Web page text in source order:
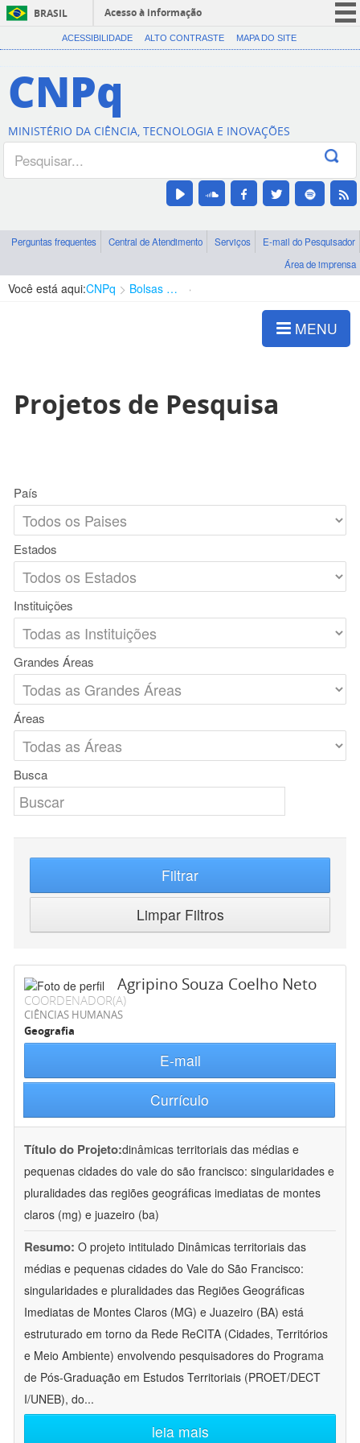
BRASIL
Acesso à informação
CORONAVÍRUS (COVID-19)
Canais
ACESSIBILIDADE ALTO CONTRASTE MAPA DO SITE
CNPq
MINISTÉRIO DA CIÊNCIA, TECNOLOGIA E INOVAÇÕES
Perguntas frequentes Central de Atendimento Serviços
E-mail do Pesquisador
Área de imprensa
Você está aqui:CNPq Bolsas e Auxílios Vigentes
MENU
Projetos de Pesquisa
País
Estados
Instituições
Grandes Áreas
Áreas
Busca
Filtrar
Limpar Filtros
Agripino Souza Coelho Neto
COORDENADOR(A)
CIÊNCIAS HUMANAS
Geografia
E-mail
Currículo
Título do Projeto:dinâmicas territoriais das médias e
pequenas cidades do vale do são francisco: singularidades e
pluralidades das regiões geográficas imediatas de montes
claros (mg) e juazeiro (ba)
Resumo: O projeto intitulado Dinâmicas territoriais das
médias e pequenas cidades do Vale do São Francisco:
singularidades e pluralidades das Regiões Geográficas
Imediatas de Montes Claros (MG) e Juazeiro (BA) está
estruturado em torno da Rede ReCITA (Cidades, Territórios
e Meio Ambiente) envolvendo pesquisadores do Programa
de Pós-Graduação em Estudos Territoriais (PROET/DECT
I/UNEB), do...
leia mais